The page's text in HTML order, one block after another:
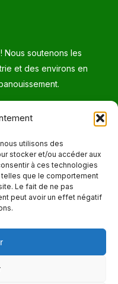
utilisons des
stocker et/ou accéder aux
à ces technologies
que le comportement
Le fait de ne pas
peut avoir un effet négatif
soutenons les
et des environs en
H2S 3C5